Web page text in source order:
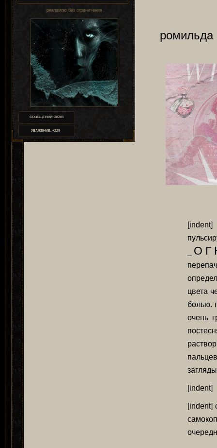
рекламлю без ограничения
СООБЩЕНИЙ: 28201
УВАЖЕНИЕ: +229
О Г
цвета
болью.
очень
[indent]